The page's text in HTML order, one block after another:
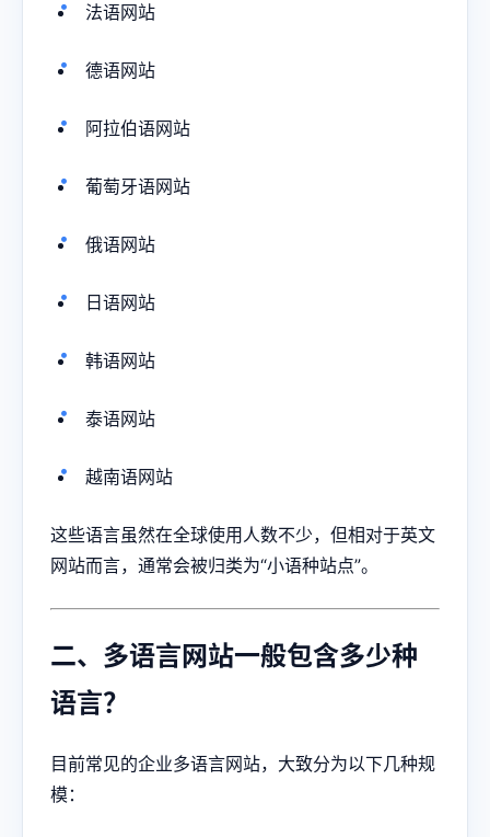
法语网站
德语网站
阿拉伯语网站
葡萄牙语网站
俄语网站
日语网站
韩语网站
泰语网站
越南语网站
这些语言虽然在全球使用人数不少，但相对于英文
网站而言，通常会被归类为“小语种站点”。
二、多语言网站一般包含多少种
语言？
目前常见的企业多语言网站，大致分为以下几种规
模：